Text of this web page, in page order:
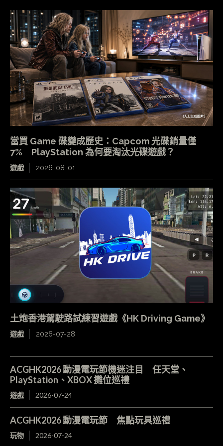
當買 Game 碟變成歷史：Capcom 光碟銷量僅
7% PlayStation 為何要淘汰光碟遊戲？
遊戲 2026-08-01
土炮香港駕駛路試練習遊戲《HK Driving Game》
遊戲 2026-07-28
ACGHK2026 動漫電玩節機迷注目 任天堂、
PlayStation、XBOX 攤位巡禮
遊戲 2026-07-24
ACGHK2026 動漫電玩節 焦點玩具巡禮
玩物 2026-07-24